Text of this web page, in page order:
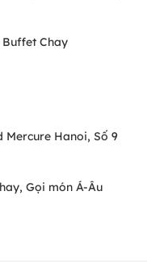
Buffet Chay
Mercure Hanoi, Số 9
Gọi món Á-Âu